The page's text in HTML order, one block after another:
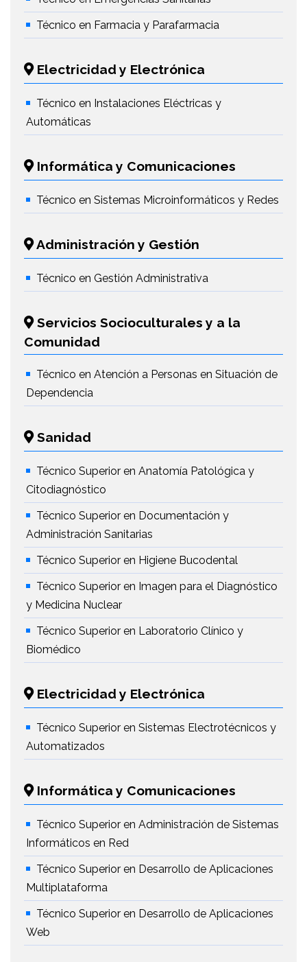
Técnico en Farmacia y Parafarmacia
Electricidad y Electrónica
Técnico en Instalaciones Eléctricas y
Automáticas
Informática y Comunicaciones
Técnico en Sistemas Microinformáticos y Redes
Administración y Gestión
Técnico en Gestión Administrativa
Servicios Socioculturales y a la
Comunidad
Técnico en Atención a Personas en Situación de
Dependencia
Sanidad
Técnico Superior en Anatomía Patológica y
Citodiagnóstico
Técnico Superior en Documentación y
Administración Sanitarias
Técnico Superior en Higiene Bucodental
Técnico Superior en Imagen para el Diagnóstico
y Medicina Nuclear
Técnico Superior en Laboratorio Clínico y
Biomédico
Electricidad y Electrónica
Técnico Superior en Sistemas Electrotécnicos y
Automatizados
Informática y Comunicaciones
Técnico Superior en Administración de Sistemas
Informáticos en Red
Técnico Superior en Desarrollo de Aplicaciones
Multiplataforma
Técnico Superior en Desarrollo de Aplicaciones
Web